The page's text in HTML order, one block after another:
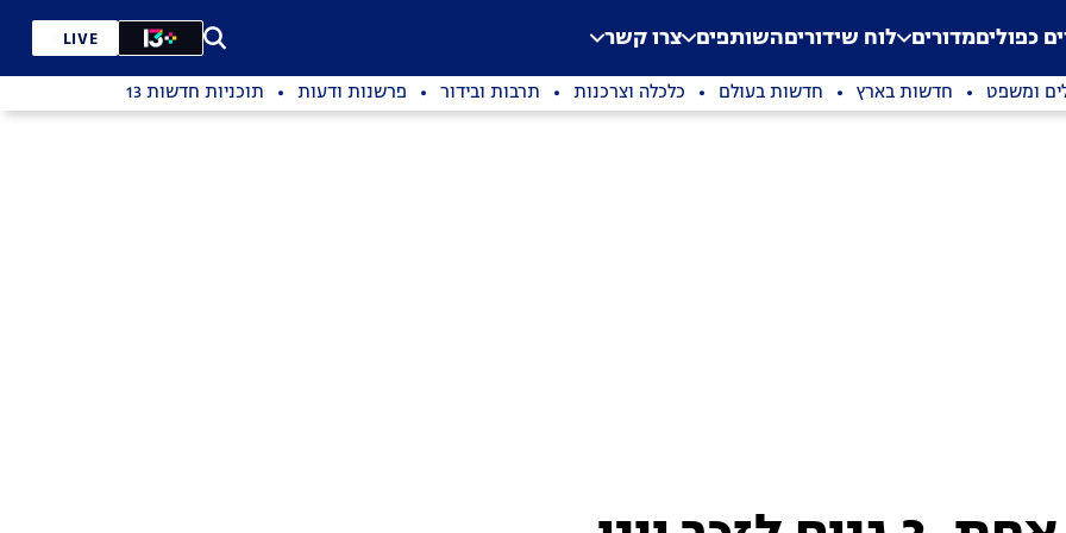
Application error: a
. כפוליםמדורים לוח שידוריםהשותפים צרו קשר LIVE
ומשפט חדשות בארץ חדשות בעולם כלכלה וצרכנות תרבות ובידור פרשנות ודעות תוכניות חדשות 13